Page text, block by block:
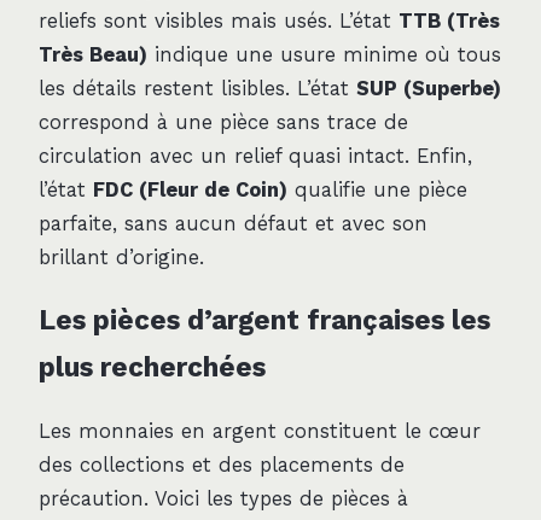
reliefs sont visibles mais usés. L’état TTB (Très
Très Beau) indique une usure minime où tous
les détails restent lisibles. L’état SUP (Superbe)
correspond à une pièce sans trace de
circulation avec un relief quasi intact. Enfin,
l’état FDC (Fleur de Coin) qualifie une pièce
parfaite, sans aucun défaut et avec son
brillant d’origine.
Les pièces d’argent françaises les
plus recherchées
Les monnaies en argent constituent le cœur
des collections et des placements de
précaution. Voici les types de pièces à